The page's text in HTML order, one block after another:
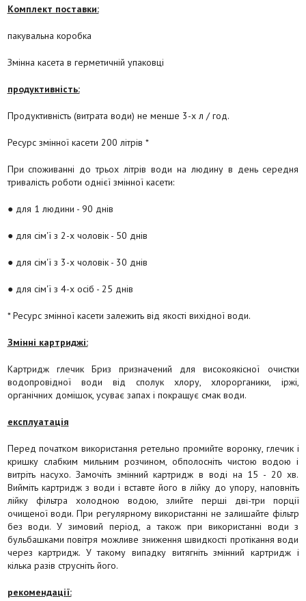
Комплект поставки:
пакувальна коробка
Змінна касета в герметичній упаковці
продуктивність:
Продуктивність (витрата води) не менше 3-х л / год.
Ресурс змінної касети 200 літрів *
При споживанні до трьох літрів води на людину в день середня
тривалість роботи однієї змінної касети:
● для 1 людини - 90 днів
● для сім'ї з 2-х чоловік - 50 днів
● для сім'ї з 3-х чоловік - 30 днів
● для сім'ї з 4-х осіб - 25 днів
* Ресурс змінної касети залежить від якості вихідної води.
Змінні картриджі:
Картридж глечик Бриз призначений для високоякісної очистки
водопровідної води від сполук хлору, хлорорганики, іржі,
органічних домішок, усуває запах і покращує смак води.
експлуатація
Перед початком використання ретельно промийте воронку, глечик і
кришку слабким мильним розчином, обполосніть чистою водою і
витріть насухо. Замочіть змінний картридж в воді на 15 - 20 хв.
Вийміть картридж з води і вставте його в лійку до упору, наповніть
лійку фільтра холодною водою, злийте перші дві-три порції
очищеної води. При регулярному використанні не залишайте фільтр
без води. У зимовий період, а також при використанні води з
бульбашками повітря можливе зниження швидкості протікання води
через картридж. У такому випадку витягніть змінний картридж і
кілька разів струсніть його.
рекомендації: